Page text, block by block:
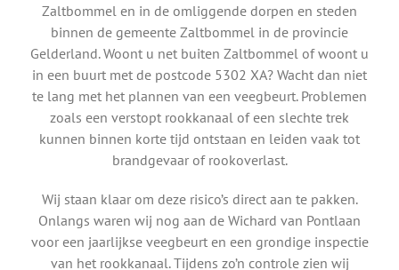
Zaltbommel en in de omliggende dorpen en steden
binnen de gemeente Zaltbommel in de provincie
Gelderland. Woont u net buiten Zaltbommel of woont u
in een buurt met de postcode 5302 XA? Wacht dan niet
te lang met het plannen van een veegbeurt. Problemen
zoals een verstopt rookkanaal of een slechte trek
kunnen binnen korte tijd ontstaan en leiden vaak tot
brandgevaar of rookoverlast.
Wij staan klaar om deze risico’s direct aan te pakken.
Onlangs waren wij nog aan de Wichard van Pontlaan
voor een jaarlijkse veegbeurt en een grondige inspectie
van het rookkanaal. Tijdens zo’n controle zien wij